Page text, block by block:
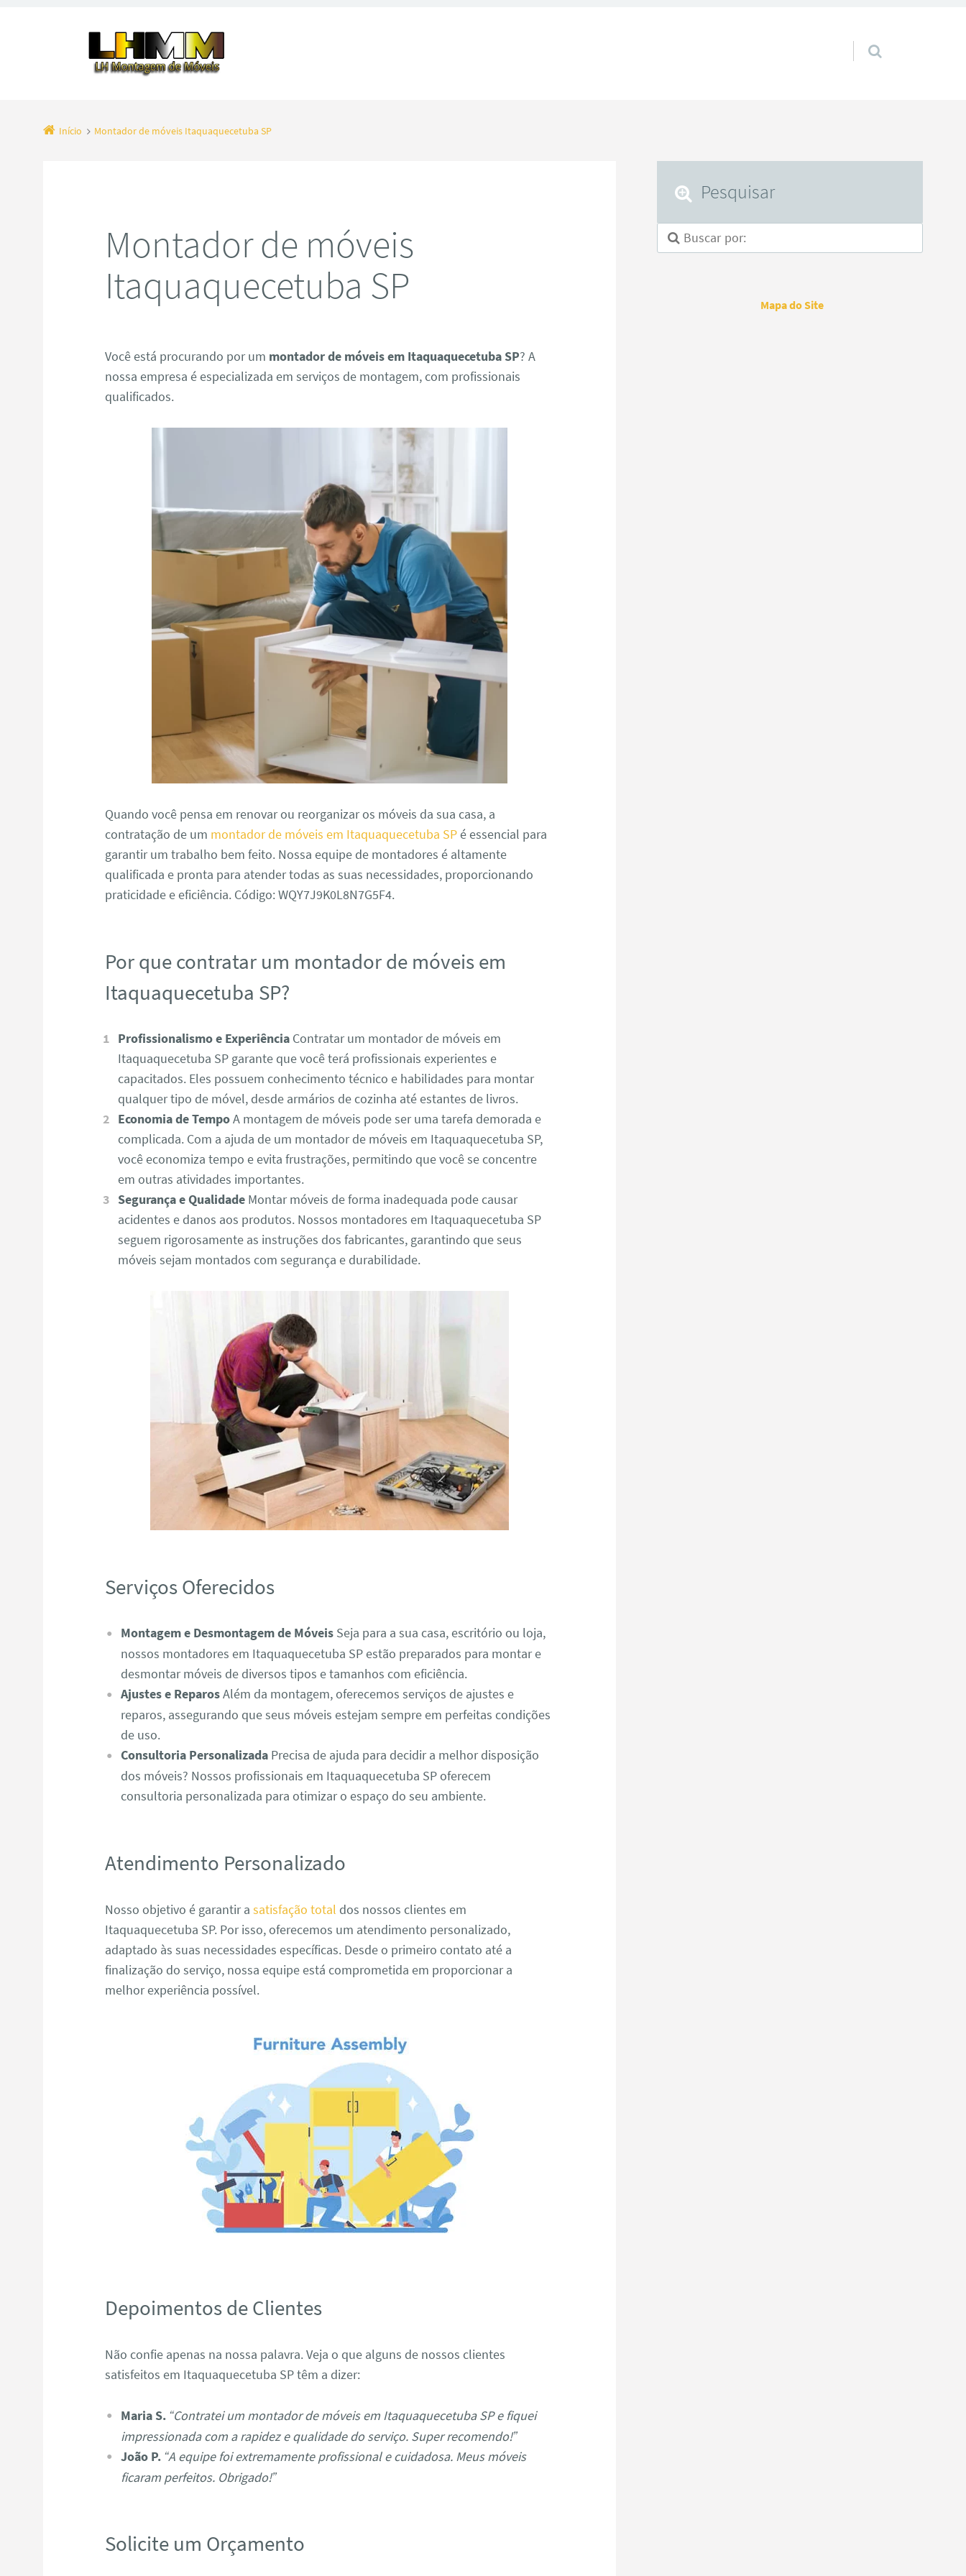
Pular para o conteúdo
Início Montador de móveis Itaquaquecetuba SP
Montador de móveis
Itaquaquecetuba SP
Você está procurando por um montador de móveis em Itaquaquecetuba SP? A
nossa empresa é especializada em serviços de montagem, com profissionais
qualificados.
Quando você pensa em renovar ou reorganizar os móveis da sua casa, a
contratação de um montador de móveis em Itaquaquecetuba SPé essencial para
garantir um trabalho bem feito. Nossa equipe de montadores é altamente
qualificada e pronta para atender todas as suas necessidades, proporcionando
praticidade e eficiência. Código: WQY7J9K0L8N7G5F4.
Por que contratar um montador de móveis em
Itaquaquecetuba SP?
Profissionalismo e ExperiênciaContratar um montador de móveis em
Itaquaquecetuba SP garante que você terá profissionais experientes e
capacitados. Eles possuem conhecimento técnico e habilidades para montar
qualquer tipo de móvel, desde armários de cozinha até estantes de livros.
Economia de TempoA montagem de móveis pode ser uma tarefa demorada e
complicada. Com a ajuda de um montador de móveis em Itaquaquecetuba SP,
você economiza tempo e evita frustrações, permitindo que você se concentre
em outras atividades importantes.
Segurança e QualidadeMontar móveis de forma inadequada pode causar
acidentes e danos aos produtos. Nossos montadores em Itaquaquecetuba SP
seguem rigorosamente as instruções dos fabricantes, garantindo que seus
móveis sejam montados com segurança e durabilidade.
Serviços Oferecidos
Montagem e Desmontagem de MóveisSeja para a sua casa, escritório ou loja,
nossos montadores em Itaquaquecetuba SP estão preparados para montar e
desmontar móveis de diversos tipos e tamanhos com eficiência.
Ajustes e ReparosAlém da montagem, oferecemos serviços de ajustes e
reparos, assegurando que seus móveis estejam sempre em perfeitas condições
de uso.
Consultoria PersonalizadaPrecisa de ajuda para decidir a melhor disposição
dos móveis? Nossos profissionais em Itaquaquecetuba SP oferecem
consultoria personalizada para otimizar o espaço do seu ambiente.
Atendimento Personalizado
Nosso objetivo é garantir asatisfação total dos nossos clientes em
Itaquaquecetuba SP. Por isso, oferecemos um atendimento personalizado,
adaptado às suas necessidades específicas. Desde o primeiro contato até a
finalização do serviço, nossa equipe está comprometida em proporcionar a
melhor experiência possível.
Depoimentos de Clientes
Não confie apenas na nossa palavra. Veja o que alguns de nossos clientes
satisfeitos em Itaquaquecetuba SP têm a dizer:
Maria S. “Contratei um montador de móveis em Itaquaquecetuba SP e fiquei
impressionada com a rapidez e qualidade do serviço. Super recomendo!”
João P. “A equipe foi extremamente profissional e cuidadosa. Meus móveis
ficaram perfeitos. Obrigado!”
Solicite um Orçamento
Pesquisar
Mapa do Site